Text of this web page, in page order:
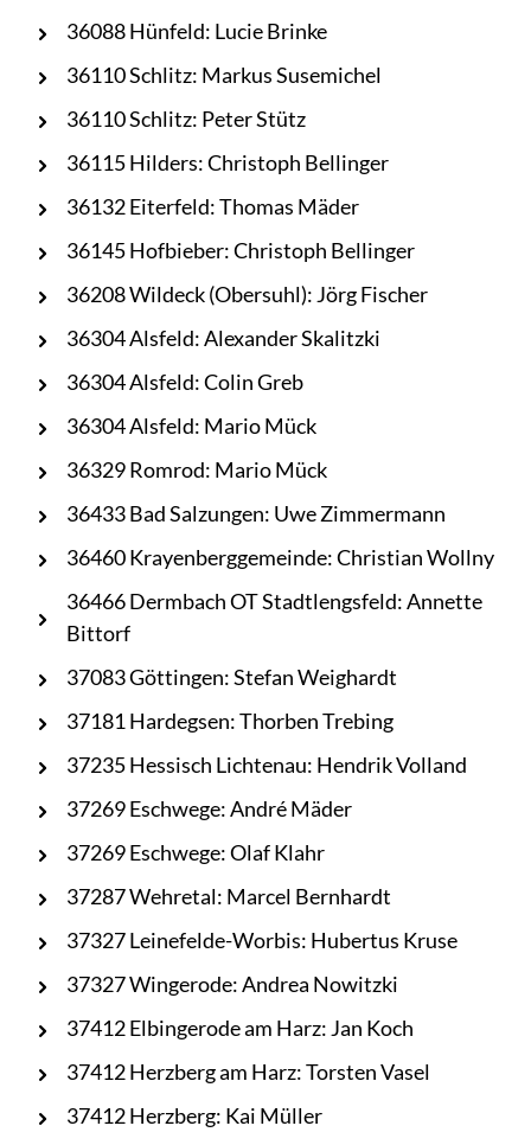
36088 Hünfeld: Lucie Brinke
36110 Schlitz: Markus Susemichel
36110 Schlitz: Peter Stütz
36115 Hilders: Christoph Bellinger
36132 Eiterfeld: Thomas Mäder
36145 Hofbieber: Christoph Bellinger
36208 Wildeck (Obersuhl): Jörg Fischer
36304 Alsfeld: Alexander Skalitzki
36304 Alsfeld: Colin Greb
36304 Alsfeld: Mario Mück
36329 Romrod: Mario Mück
36433 Bad Salzungen: Uwe Zimmermann
36460 Krayenberggemeinde: Christian Wollny
36466 Dermbach OT Stadtlengsfeld: Annette
Bittorf
37083 Göttingen: Stefan Weighardt
37181 Hardegsen: Thorben Trebing
37235 Hessisch Lichtenau: Hendrik Volland
37269 Eschwege: André Mäder
37269 Eschwege: Olaf Klahr
37287 Wehretal: Marcel Bernhardt
37327 Leinefelde-Worbis: Hubertus Kruse
37327 Wingerode: Andrea Nowitzki
37412 Elbingerode am Harz: Jan Koch
37412 Herzberg am Harz: Torsten Vasel
37412 Herzberg: Kai Müller